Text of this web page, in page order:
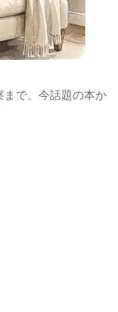
で、今話題の本か